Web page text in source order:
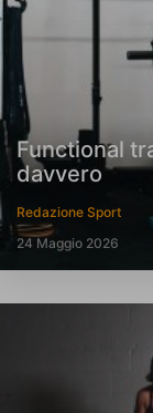
Functional
davvero
Redazione Sport
24 Maggio 2026